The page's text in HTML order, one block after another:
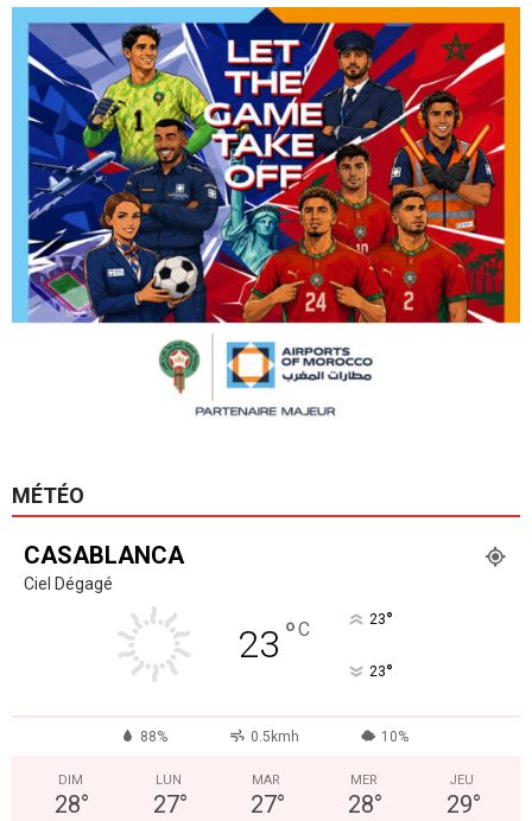
MÉTÉO
CASABLANCA
Ciel Dégagé
23 °C 23°
23°
88% 0.5kmh 10%
DIM
28°
LUN
27°
MAR
27°
MER
28°
JEU
29°